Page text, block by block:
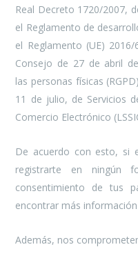
Real Decreto 1720/2007,
el Reglamento de
el Reglamento (UE)
Consejo de 27 de abril
las personas físicas
11 de julio, de Servicios
Comercio Electrónico
De acuerdo con esto, si
registrarte en ningún
consentimiento de tus
encontrar más
Además, nos